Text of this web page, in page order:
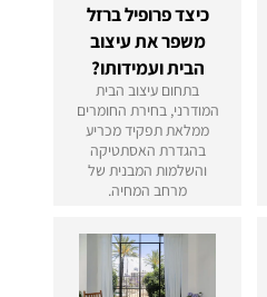
כיצד פרופיל ברזל
משפר את עיצוב
הבית ועמידותו?
בתחום עיצוב הבית
המודרני, בחירת החומרים
ממלאת תפקיד מכריע
בהגדרת האסתטיקה
והשלמות המבנית של
מרחב המחיה.